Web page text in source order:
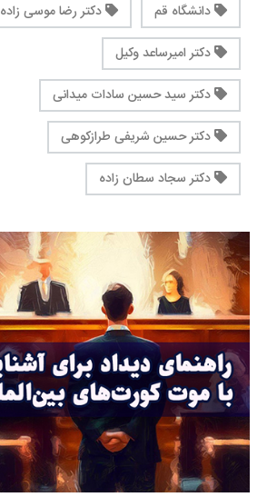
دانشگاه قم
دکتر رضا موسی زاده
دکتر امیرساعد وکیل
دکتر سید حسین سادات میدانی
دکتر حسین شریفی طرازکوهی
دکتر سجاد سطان زاده